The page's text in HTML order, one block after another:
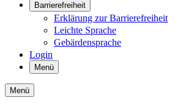
Barrierefreiheit
Erklärung zur Barrierefreiheit
Leichte Sprache
Gebärdensprache
Login
Menü
Menü